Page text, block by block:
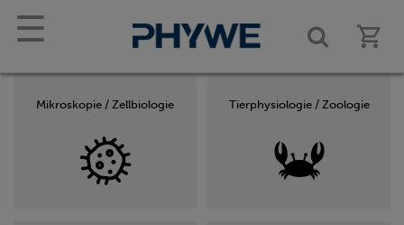
☰
Mikroskopie / Zellbiologie Tierphysiologie / Zoologie